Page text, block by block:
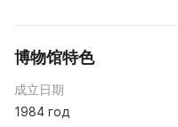
博物馆特色
成立日期
1984 год